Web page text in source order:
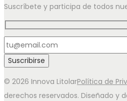
Suscríbete y participa de todos
© 2026 Innova LitolarPolítica de
derechos reservados. Diseñado y